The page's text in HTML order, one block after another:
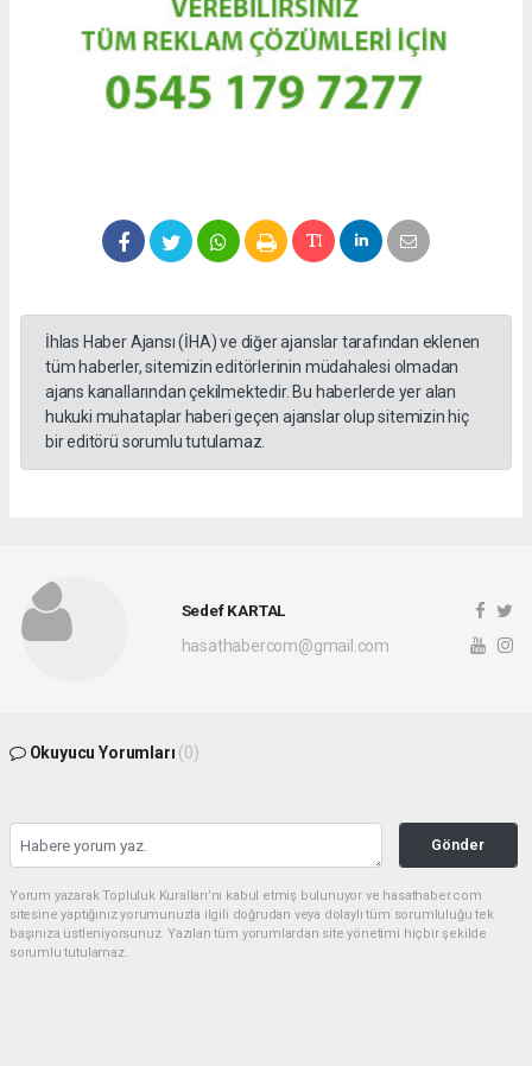
İhlas Haber Ajansı (İHA) ve diğer ajanslar tarafından eklenen
tüm haberler, sitemizin editörlerinin müdahalesi olmadan
ajans kanallarından çekilmektedir. Bu haberlerde yer alan
hukuki muhataplar haberi geçen ajanslar olup sitemizin hiç
bir editörü sorumlu tutulamaz.
Sedef KARTAL
hasathabercom@gmail.com
Okuyucu Yorumları (0)
Gönder
Yorum yazarak Topluluk Kuralları’nı kabul etmiş bulunuyor ve hasathaber.com
sitesine yaptığınız yorumunuzla ilgili doğrudan veya dolaylı tüm sorumluluğu tek
başınıza üstleniyorsunuz. Yazılan tüm yorumlardan site yönetimi hiçbir şekilde
sorumlu tutulamaz.